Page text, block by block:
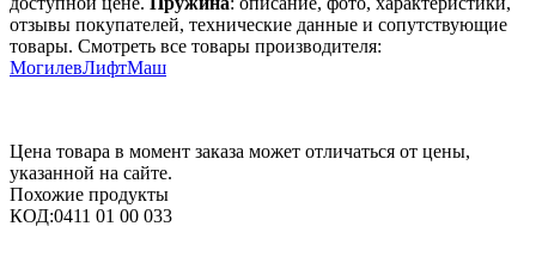
отзывы покупателей, технические данные и сопутствующие
товары. Смотреть все товары производителя:
МогилевЛифтМаш
Цена товара в момент заказа может отличаться от цены,
указанной на сайте.
Похожие продукты
КОД:0411 01 00 033